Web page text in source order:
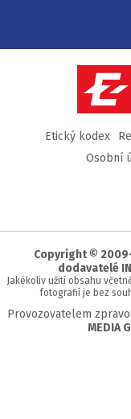
Etický kodex
Osobní
Copyright ©
dodavatelé
Jakékoliv užití obsahu
fotografií je bez
Provozovatelem
MEDIA